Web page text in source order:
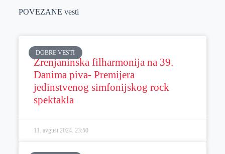
POVEZANE vesti
DOBRE VESTI
Zrenjaninska filharmonija na 39.
Danima piva- Premijera
jedinstvenog simfonijskog rock
spektakla
11. avgust 2024. 23:50